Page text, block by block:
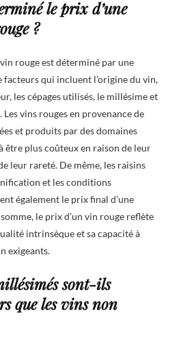
le prix d’une
?
rouge est déterminé par une
qui incluent l’origine du vin,
les cépages utilisés, le millésime et
vins rouges en provenance de
et produits par des domaines
être plus coûteux en raison de leur
leur rareté. De même, les raisins
et les conditions
également le prix final d’une
le prix d’un vin rouge reflète
intrinsèque et sa capacité à
exigeants.
sont-ils
que les vins non